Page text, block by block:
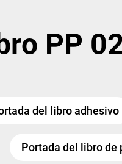
PP
del libro adhesivo
Portada del libro de